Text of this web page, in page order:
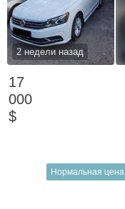
2 недели назад
17
000
$
Нормальная цена